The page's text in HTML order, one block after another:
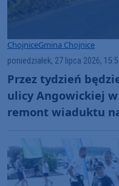
ChojniceGmina Chojnice
poniedziałek, 27 lipca 2026,
Przez tydzień
ulicy Angowickiej
remont wiaduktu